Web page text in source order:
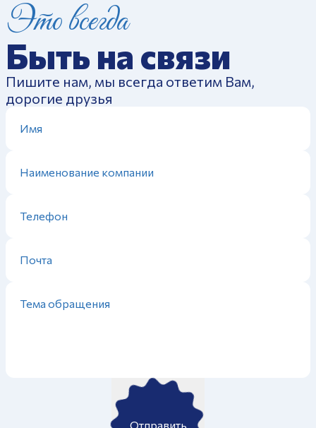
Это всегда
Быть на связи
Пишите нам, мы всегда ответим Вам,
дорогие друзья
Отправить